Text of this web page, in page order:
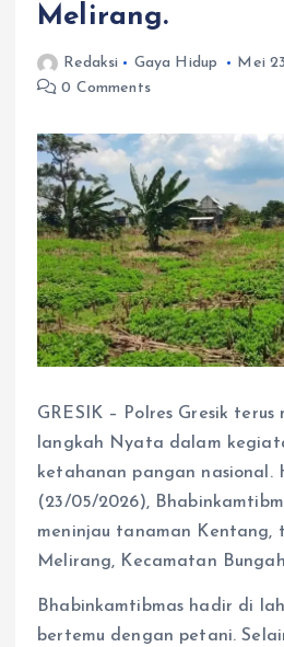
Melirang.
Redaksi Gaya Hidup
Mei
0 Comments
GRESIK – Polres Gresik terus
langkah Nyata dalam
ketahanan pangan nasional.
(23/05/2026),
meninjau tanaman Kentang,
Melirang, Kecamatan
Bhabinkamtibmas hadir di
bertemu dengan petani.